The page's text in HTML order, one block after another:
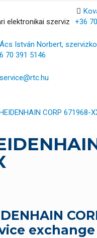
elektronikai szerviz
+36
Ács István Norbert,
70 391 5146
service@rtc.hu